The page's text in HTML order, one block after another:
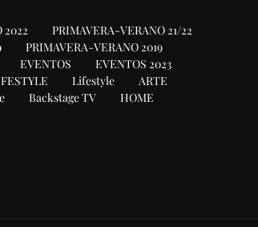
2022
PRIMAVERA-VERANO 21/22
PRIMAVERA-VERANO 2019
EVENTOS
EVENTOS 2023
Lifestyle
ARTE
Backstage TV HOME